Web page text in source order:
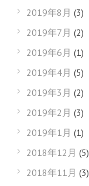
2019年8月 (3)
2019年7月 (2)
2019年6月 (1)
2019年4月 (5)
2019年3月 (2)
2019年2月 (3)
2019年1月 (1)
2018年12月 (5)
2018年11月 (3)